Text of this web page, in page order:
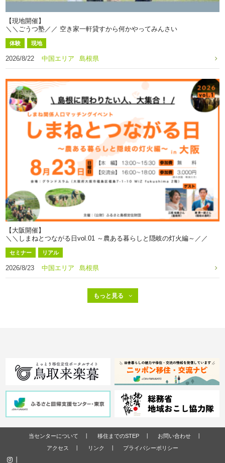
【現地開催】
＼＼ごうつ塾／／ 空き家一軒貸すから何かやってみんさい
体験 現地
2026/8/22 中国エリア 島根県
【大阪開催】
＼＼しまねとつながる日vol.01 ～農ある暮らしと隠岐の灯火編～／／
セミナー リアル
2026/8/23 中国エリア 島根県
当センターについて 移住までのSTEP
お問い合わせ
アクセス
リンク プライバシーポリシー